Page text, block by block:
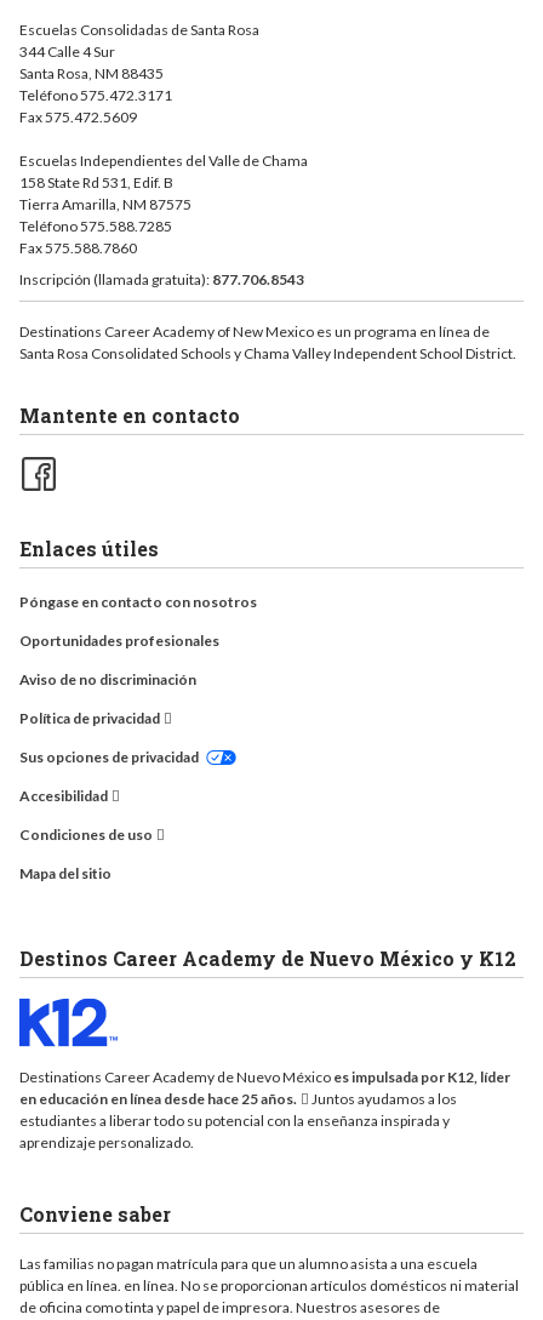
Escuelas Consolidadas de Santa Rosa
344 Calle 4 Sur
Santa Rosa, NM 88435
Teléfono 575.472.3171
Fax 575.472.5609
Escuelas Independientes del Valle de Chama
158 State Rd 531, Edif. B
Tierra Amarilla, NM 87575
Teléfono 575.588.7285
Fax 575.588.7860
Inscripción (llamada gratuita): 877.706.8543
Destinations Career Academy of New Mexico es un programa en línea de
Santa Rosa Consolidated Schools y Chama Valley Independent School District.
Mantente en contacto
Enlaces útiles
Póngase en contacto con nosotros
Oportunidades profesionales
Aviso de no discriminación
Política de privacidad
Sus opciones de privacidad
Accesibilidad
Condiciones de uso
Mapa del sitio
Destinos Career Academy de Nuevo México y K12
Destinations Career Academy de Nuevo México es impulsada por K12, líder
en educación en línea desde hace 25 años.
Juntos ayudamos a los
estudiantes a liberar todo su potencial con la enseñanza inspirada y
aprendizaje personalizado.
Conviene saber
Las familias no pagan matrícula para que un alumno asista a una escuela
pública en línea. en línea. No se proporcionan artículos domésticos ni material
de oficina como tinta y papel de impresora. Nuestros asesores de